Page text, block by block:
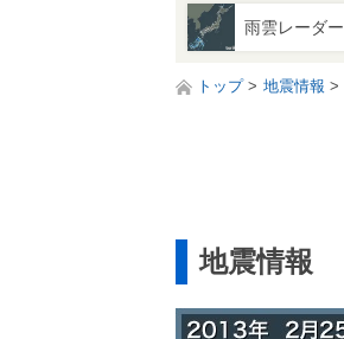
雨雲レーダー
トップ 地震情報
地震情報